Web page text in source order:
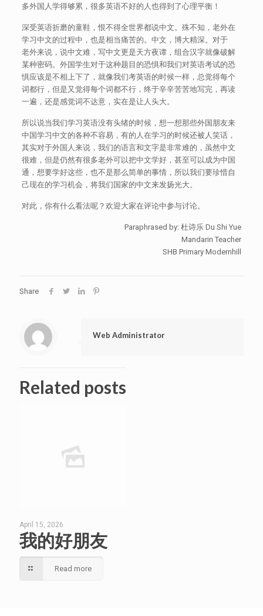
多外国人学得够累，很多英语不好的人也得到了心理平衡！
深受英语折磨的童鞋，恨不得全世界都说中文。殊不知，老外在
学习中文的过程中，也是相当痛苦的。中文，博大精深。对于
老外来说，说中文难，写中文更是天方夜谭，组合汉字就像破解
某种密码。外国学生对于这种题目的恐惧和我们对英语考试的恐
惧应该是不相上下了，就像我们考英语的时候一样，总觉得每个
词都行，但是又觉得每个词都不行，终于辛辛苦苦地写完，再读
一遍，还是感觉词不达意，实在是让人头大。
所以说当我们学习英语没有头绪的时候，想一想那些外国朋友来
中国学习中文的各种不容易，有的人在学习的时候还被人笑话，
其实对于外国人来说，我们的语言和文字是非常难的，虽然中文
很难，但是仍然有很多老外可以把中文学好，甚至可以成为中国
通，想要学好这些，也不是那么简单的事情，所以我们要珍惜自
己现在的学习机会，将我们国家的中文来发扬光大。
对此，你有什么看法呢？欢迎大家在评论中参与讨论。
Paraphrased by: 杜诗乐 Du Shi Yue
Mandarin Teacher
SHB Primary Modernhill
Share
Web Administrator
Related posts
April 15, 2026
我的好朋友
Read more